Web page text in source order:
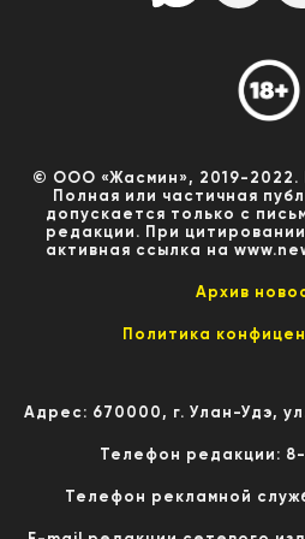
© ООО «Жасмин», 2019-
Полная или частичная
допускается только с
редакции. При
активная ссылка на
Архив
Политика
Адрес: 670000, г. Улан-Удэ,
Телефон редакции:
Телефон рекламной